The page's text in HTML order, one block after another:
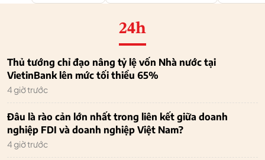
24h
Thủ tướng chỉ đạo nâng tỷ lệ vốn Nhà nước tại
VietinBank lên mức tối thiểu 65%
4 giờ trước
Đâu là rào cản lớn nhất trong liên kết giữa doanh
nghiệp FDI và doanh nghiệp Việt Nam?
4 giờ trước